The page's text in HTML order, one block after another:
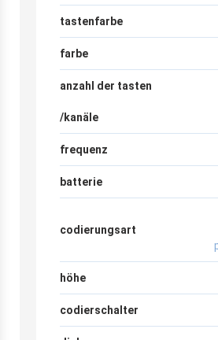
tastenfarbe
farbe
anzahl der tasten
/kanäle
frequenz
batterie
codierungsart
höhe
codierschalter